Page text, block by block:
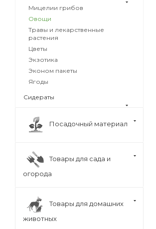
Мицелии грибов
Овощи
Травы и лекарственные
растения
Цветы
Экзотика
Эконом пакеты
Ягоды
Сидераты
Посадочный материал
Товары для сада и
огорода
Товары для домашних
животных